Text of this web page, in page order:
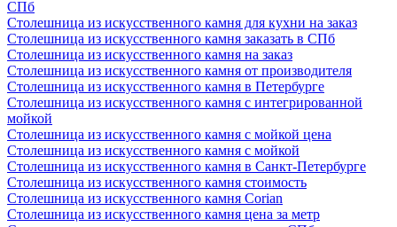
СПб
Столешница из искусственного камня для кухни на заказ
Столешница из искусственного камня заказать в СПб
Столешница из искусственного камня на заказ
Столешница из искусственного камня от производителя
Столешница из искусственного камня в Петербурге
Столешница из искусственного камня с интегрированной
мойкой
Столешница из искусственного камня с мойкой цена
Столешница из искусственного камня с мойкой
Столешница из искусственного камня в Санкт-Петербурге
Столешница из искусственного камня стоимость
Столешница из искусственного камня Сorian
Столешница из искусственного камня цена за метр